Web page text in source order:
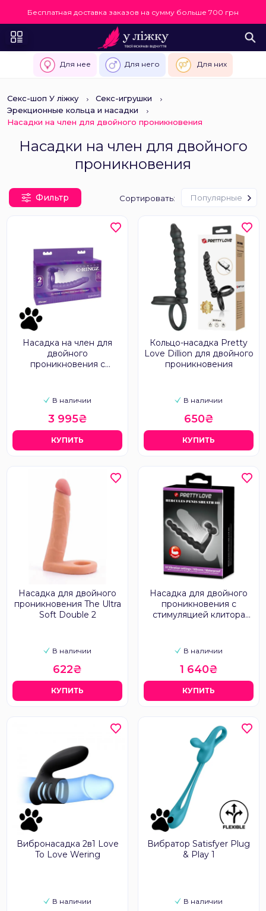
Бесплатная доставка заказов на сумму больше 700 грн
Для нее Для него Для них
Секс-шоп У ліжку
Секс-игрушки
Эрекционные кольца и насадки
Насадки на член для двойного проникновения
Насадки на член для двойного
проникновения
Фильтр Сортировать: Популярные
Насадка на член для
двойного
проникновения с
В наличии
3 995₴
КУПИТЬ
Кольцо-насадка Pretty
Love Dillion для двойного
проникновения
В наличии
650₴
КУПИТЬ
Насадка для двойного
проникновения The Ultra
Soft Double 2
В наличии
622₴
КУПИТЬ
Насадка для двойного
проникновения с
стимуляцией клитора
В наличии
1 640₴
КУПИТЬ
Вибронасадка 2в1 Love
To Love Wering
В наличии
Вибратор Satisfyer Plug
& Play 1
В наличии